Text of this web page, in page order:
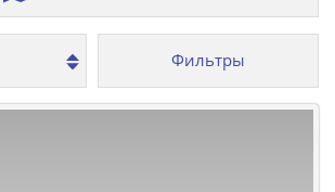
Фильтры